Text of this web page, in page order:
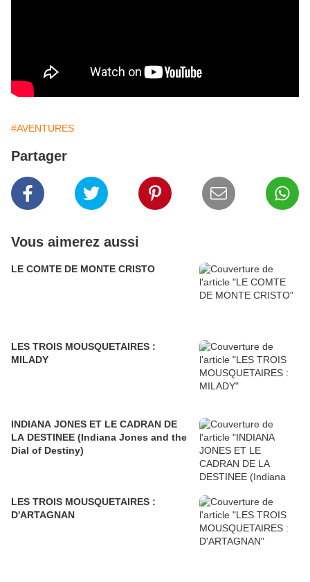
#AVENTURES
Partager
Vous aimerez aussi
LE COMTE DE MONTE CRISTO
LES TROIS MOUSQUETAIRES :
MILADY
INDIANA JONES ET LE CADRAN DE
LA DESTINEE (Indiana Jones and the
Dial of Destiny)
LES TROIS MOUSQUETAIRES :
D'ARTAGNAN